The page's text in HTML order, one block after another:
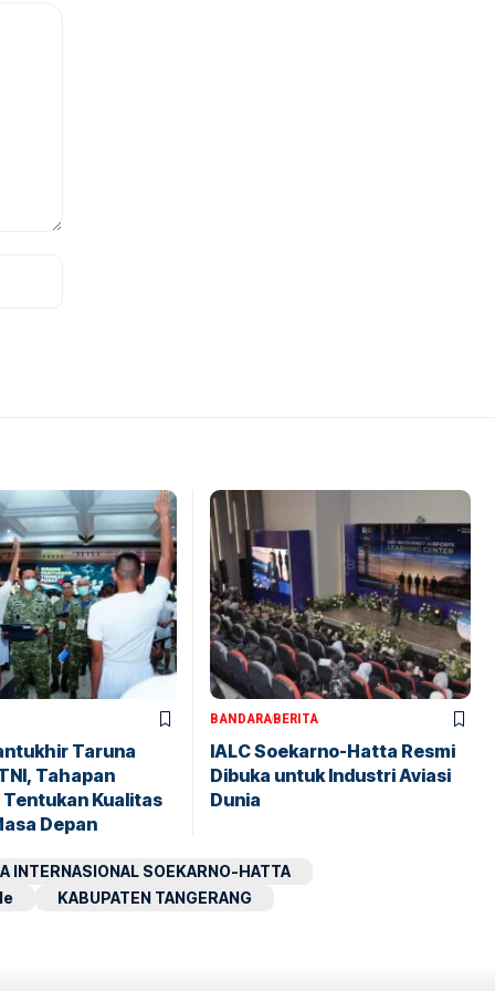
Taruna
Tahapan
Kualitas
Depan
BANDARABERITA
IALC Soekarno-Hatta Resmi
Dibuka untuk Industri Aviasi
Dunia
INTERNASIONAL SOEKARNO-HATTA
KABUPATEN TANGERANG